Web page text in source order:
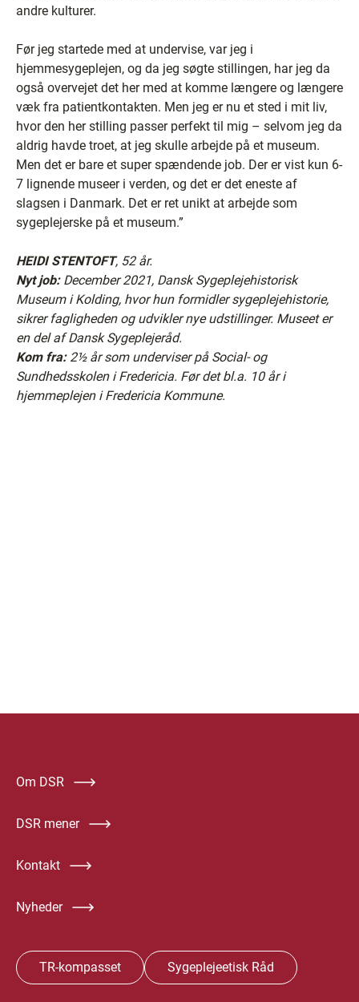
andre kulturer.
Før jeg startede med at undervise, var jeg i
hjemmesygeplejen, og da jeg søgte stillingen, har jeg da
også overvejet det her med at komme længere og længere
væk fra patientkontakten. Men jeg er nu et sted i mit liv,
hvor den her stilling passer perfekt til mig – selvom jeg da
aldrig havde troet, at jeg skulle arbejde på et museum.
Men det er bare et super spændende job. Der er vist kun 6-
7 lignende museer i verden, og det er det eneste af
slagsen i Danmark. Det er ret unikt at arbejde som
sygeplejerske på et museum.”
HEIDI STENTOFT, 52 år.
Nyt job:December 2021, Dansk Sygeplejehistorisk
Museum i Kolding, hvor hun formidler sygeplejehistorie,
sikrer fagligheden og udvikler nye udstillinger. Museet er
en del af Dansk Sygeplejeråd.
Kom fra:2½ år som underviser på Social- og
Sundhedsskolen i Fredericia. Før det bl.a. 10 år i
hjemmeplejen i Fredericia Kommune.
Om DSR
DSR mener
Kontakt
Nyheder
TR-kompasset Sygeplejeetisk Råd